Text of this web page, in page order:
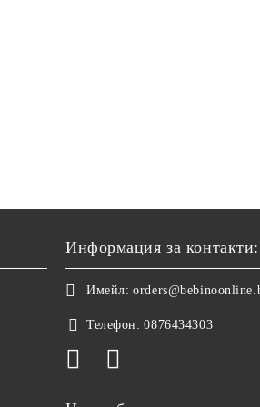
Информация за контакти:
Имейл:
Телефон: 0876434303